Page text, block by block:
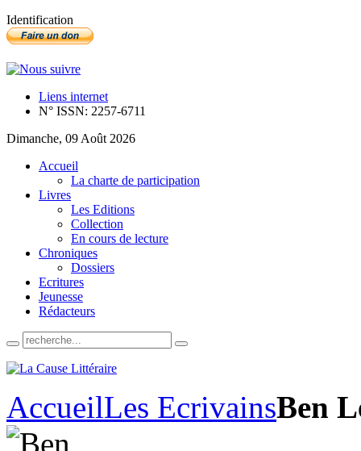
Identification
Liens internet
N° ISSN: 2257-6711
Dimanche, 09 Août 2026
Accueil
La charte de participation
Livres
Les Editions
Collection
En cours de lecture
Chroniques
Dossiers
Ecritures
Jeunesse
Rédacteurs
AccueilLes EcrivainsBen